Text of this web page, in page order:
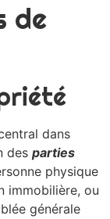
de
dans
des parties
physique
immobilière, ou
générale